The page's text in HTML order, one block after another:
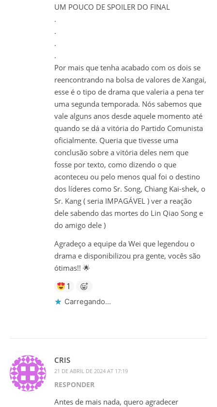
UM POUCO DE SPOILER DO FINAL
.
.
.
.
Por mais que tenha acabado com os dois se
reencontrando na bolsa de valores de Xangai,
esse é o tipo de drama que valeria a pena ter
uma segunda temporada. Nós sabemos que
vale alguns anos desde aquele momento até
quando se dá a vitória do Partido Comunista
oficialmente. Queria que tivesse uma
conclusão sobre a vitória deles nem que
fosse por texto, como dizendo o que
aconteceu ou pelo menos qual foi o destino
dos líderes como Sr. Song, Chiang Kai-shek, o
Sr. Kang ( seria IMPAGÁVEL ) ver a reação
dele sabendo das mortes do Lin Qiao Song e
do amigo dele )
Agradeço a equipe da Wei que legendou o
drama e disponibilizou pra gente, vocês são
ótimas!! 🌟
1
Carregando...
CRIS
21 DE ABRIL DE 2024 AT 17:19
RESPONDER
Antes de mais nada, quero agradecer